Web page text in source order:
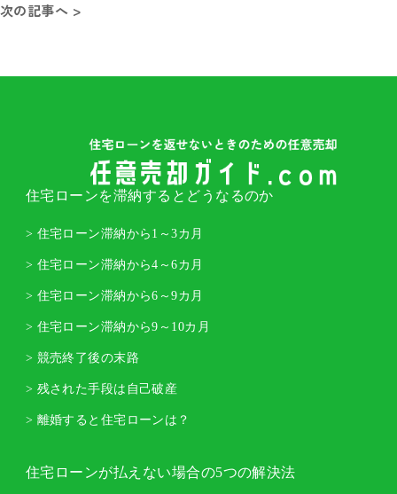
次の記事へ >
住宅ローンを滞納するとどうなるのか
> 住宅ローン滞納から1～3カ月
> 住宅ローン滞納から4～6カ月
> 住宅ローン滞納から6～9カ月
> 住宅ローン滞納から9～10カ月
> 競売終了後の末路
> 残された手段は自己破産
> 離婚すると住宅ローンは？
住宅ローンが払えない場合の5つの解決法